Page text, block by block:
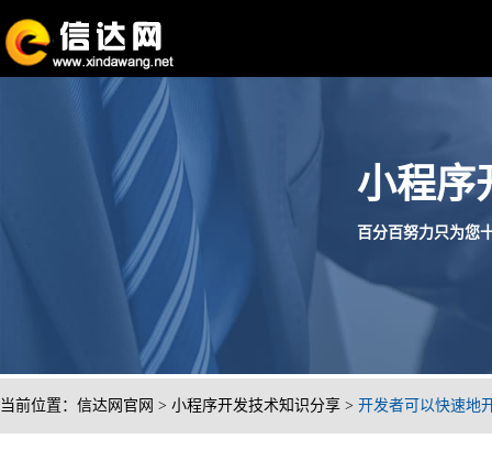
小程序
百分百努力只为您
当前位置： 信达网官网 > 小程序开发技术知识分享 > 开发者可以快速地